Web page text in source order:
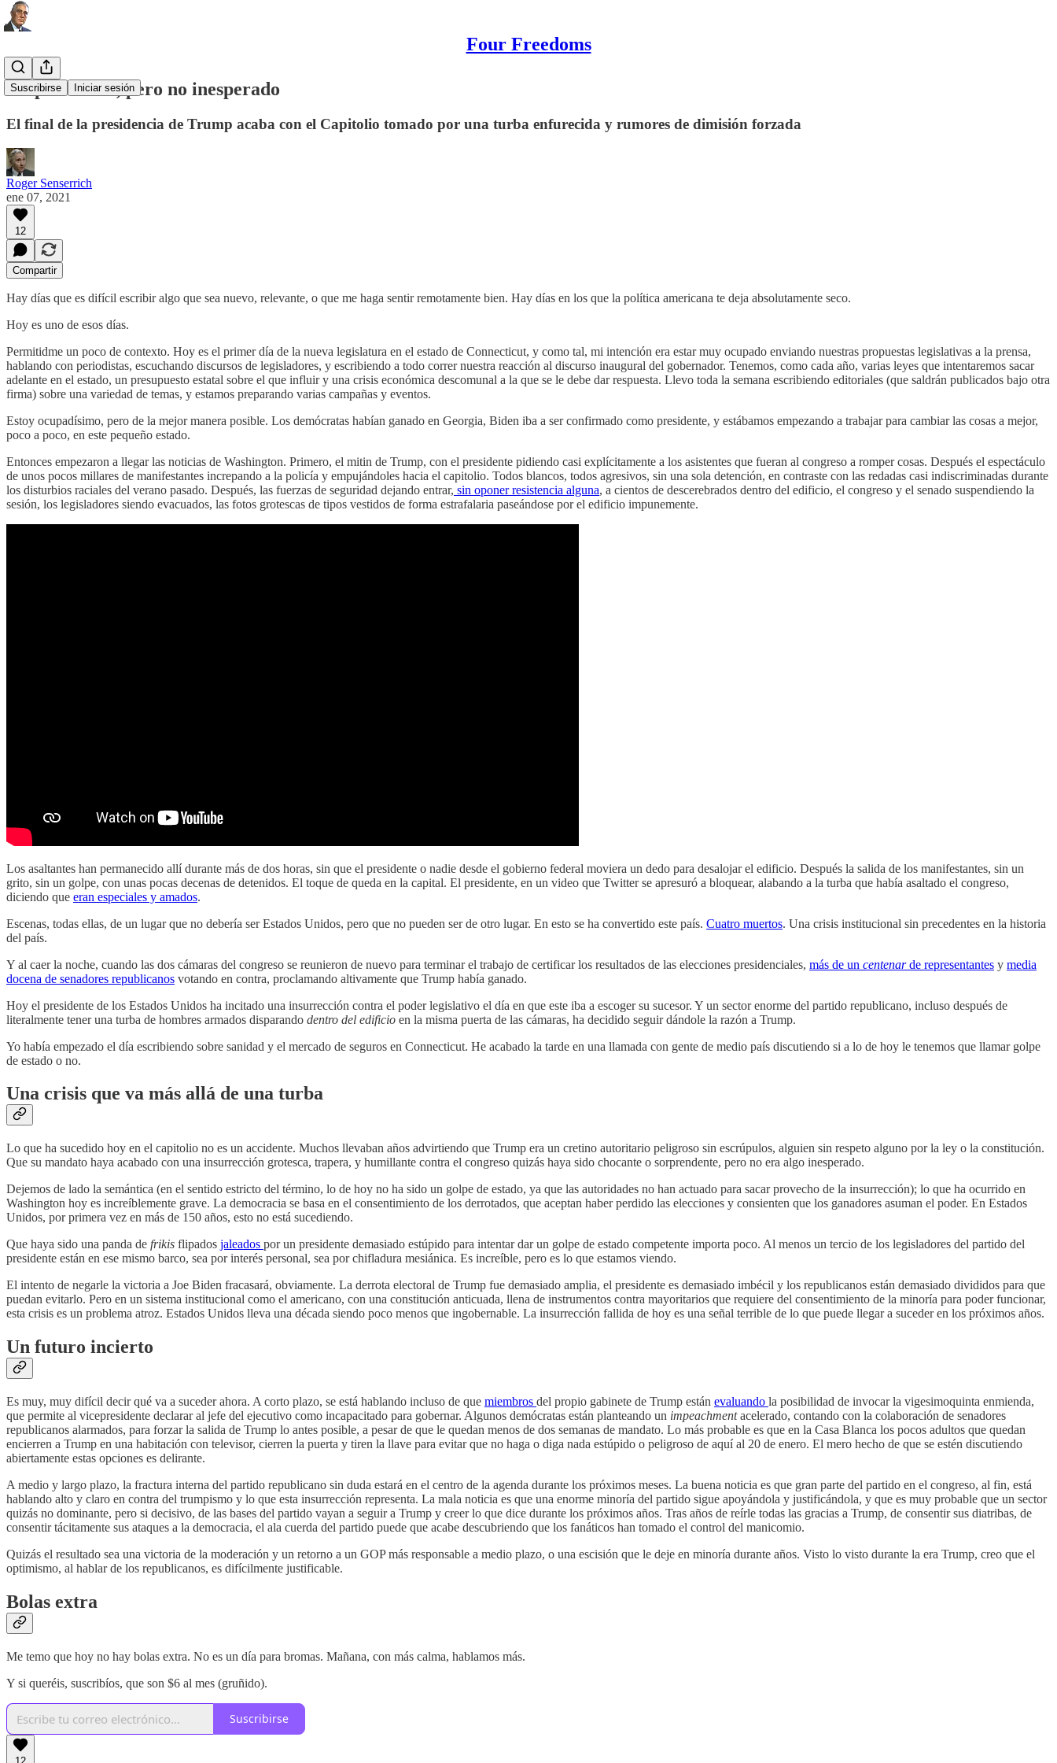
Four Freedoms
Suscribirse Iniciar sesión
Sorprendente, pero no inesperado
El final de la presidencia de Trump acaba con el Capitolio tomado por una turba enfurecida y rumores de dimisión forzada
Roger Senserrich
ene 07, 2021
12
Compartir
Hay días que es difícil escribir algo que sea nuevo, relevante, o que me haga sentir remotamente bien. Hay días en los que la política americana te deja absolutamente seco.
Hoy es uno de esos días.
Permitidme un poco de contexto. Hoy es el primer día de la nueva legislatura en el estado de Connecticut, y como tal, mi intención era estar muy ocupado enviando nuestras propuestas legislativas a la prensa,
hablando con periodistas, escuchando discursos de legisladores, y escribiendo a todo correr nuestra reacción al discurso inaugural del gobernador. Tenemos, como cada año, varias leyes que intentaremos sacar
adelante en el estado, un presupuesto estatal sobre el que influir y una crisis económica descomunal a la que se le debe dar respuesta. Llevo toda la semana escribiendo editoriales (que saldrán publicados bajo otra
firma) sobre una variedad de temas, y estamos preparando varias campañas y eventos.
Estoy ocupadísimo, pero de la mejor manera posible. Los demócratas habían ganado en Georgia, Biden iba a ser confirmado como presidente, y estábamos empezando a trabajar para cambiar las cosas a mejor,
poco a poco, en este pequeño estado.
Entonces empezaron a llegar las noticias de Washington. Primero, el mitin de Trump, con el presidente pidiendo casi explícitamente a los asistentes que fueran al congreso a romper cosas. Después el espectáculo
de unos pocos millares de manifestantes increpando a la policía y empujándoles hacia el capitolio. Todos blancos, todos agresivos, sin una sola detención, en contraste con las redadas casi indiscriminadas durante
los disturbios raciales del verano pasado. Después, las fuerzas de seguridad dejando entrar, sin oponer resistencia alguna, a cientos de descerebrados dentro del edificio, el congreso y el senado suspendiendo la
sesión, los legisladores siendo evacuados, las fotos grotescas de tipos vestidos de forma estrafalaria paseándose por el edificio impunemente.
Los asaltantes han permanecido allí durante más de dos horas, sin que el presidente o nadie desde el gobierno federal moviera un dedo para desalojar el edificio. Después la salida de los manifestantes, sin un
grito, sin un golpe, con unas pocas decenas de detenidos. El toque de queda en la capital. El presidente, en un video que Twitter se apresuró a bloquear, alabando a la turba que había asaltado el congreso,
diciendo que eran especiales y amados.
Escenas, todas ellas, de un lugar que no debería ser Estados Unidos, pero que no pueden ser de otro lugar. En esto se ha convertido este país. Cuatro muertos. Una crisis institucional sin precedentes en la historia
del país.
Y al caer la noche, cuando las dos cámaras del congreso se reunieron de nuevo para terminar el trabajo de certificar los resultados de las elecciones presidenciales, más de un centenarde representantes y media
docena de senadores republicanos votando en contra, proclamando altivamente que Trump había ganado.
Hoy el presidente de los Estados Unidos ha incitado una insurrección contra el poder legislativo el día en que este iba a escoger su sucesor. Y un sector enorme del partido republicano, incluso después de
literalmente tener una turba de hombres armados disparando dentro del edificio en la misma puerta de las cámaras, ha decidido seguir dándole la razón a Trump.
Yo había empezado el día escribiendo sobre sanidad y el mercado de seguros en Connecticut. He acabado la tarde en una llamada con gente de medio país discutiendo si a lo de hoy le tenemos que llamar golpe
de estado o no.
Una crisis que va más allá de una turba
Lo que ha sucedido hoy en el capitolio no es un accidente. Muchos llevaban años advirtiendo que Trump era un cretino autoritario peligroso sin escrúpulos, alguien sin respeto alguno por la ley o la constitución.
Que su mandato haya acabado con una insurrección grotesca, trapera, y humillante contra el congreso quizás haya sido chocante o sorprendente, pero no era algo inesperado.
Dejemos de lado la semántica (en el sentido estricto del término, lo de hoy no ha sido un golpe de estado, ya que las autoridades no han actuado para sacar provecho de la insurrección); lo que ha ocurrido en
Washington hoy es increíblemente grave. La democracia se basa en el consentimiento de los derrotados, que aceptan haber perdido las elecciones y consienten que los ganadores asuman el poder. En Estados
Unidos, por primera vez en más de 150 años, esto no está sucediendo.
Que haya sido una panda de frikis flipados jaleados por un presidente demasiado estúpido para intentar dar un golpe de estado competente importa poco. Al menos un tercio de los legisladores del partido del
presidente están en ese mismo barco, sea por interés personal, sea por chifladura mesiánica. Es increíble, pero es lo que estamos viendo.
El intento de negarle la victoria a Joe Biden fracasará, obviamente. La derrota electoral de Trump fue demasiado amplia, el presidente es demasiado imbécil y los republicanos están demasiado divididos para que
puedan evitarlo. Pero en un sistema institucional como el americano, con una constitución anticuada, llena de instrumentos contra mayoritarios que requiere del consentimiento de la minoría para poder funcionar,
esta crisis es un problema atroz. Estados Unidos lleva una década siendo poco menos que ingobernable. La insurrección fallida de hoy es una señal terrible de lo que puede llegar a suceder en los próximos años.
Un futuro incierto
Es muy, muy difícil decir qué va a suceder ahora. A corto plazo, se está hablando incluso de que miembros del propio gabinete de Trump están evaluando la posibilidad de invocar la vigesimoquinta enmienda,
que permite al vicepresidente declarar al jefe del ejecutivo como incapacitado para gobernar. Algunos demócratas están planteando un impeachmentacelerado, contando con la colaboración de senadores
republicanos alarmados, para forzar la salida de Trump lo antes posible, a pesar de que le quedan menos de dos semanas de mandato. Lo más probable es que en la Casa Blanca los pocos adultos que quedan
encierren a Trump en una habitación con televisor, cierren la puerta y tiren la llave para evitar que no haga o diga nada estúpido o peligroso de aquí al 20 de enero. El mero hecho de que se estén discutiendo
abiertamente estas opciones es delirante.
A medio y largo plazo, la fractura interna del partido republicano sin duda estará en el centro de la agenda durante los próximos meses. La buena noticia es que gran parte del partido en el congreso, al fin, está
hablando alto y claro en contra del trumpismo y lo que esta insurrección representa. La mala noticia es que una enorme minoría del partido sigue apoyándola y justificándola, y que es muy probable que un sector
quizás no dominante, pero si decisivo, de las bases del partido vayan a seguir a Trump y creer lo que dice durante los próximos años. Tras años de reírle todas las gracias a Trump, de consentir sus diatribas, de
consentir tácitamente sus ataques a la democracia, el ala cuerda del partido puede que acabe descubriendo que los fanáticos han tomado el control del manicomio.
Quizás el resultado sea una victoria de la moderación y un retorno a un GOP más responsable a medio plazo, o una escisión que le deje en minoría durante años. Visto lo visto durante la era Trump, creo que el
optimismo, al hablar de los republicanos, es difícilmente justificable.
Bolas extra
Me temo que hoy no hay bolas extra. No es un día para bromas. Mañana, con más calma, hablamos más.
Y si queréis, suscribíos, que son $6 al mes (gruñido).
Suscribirse